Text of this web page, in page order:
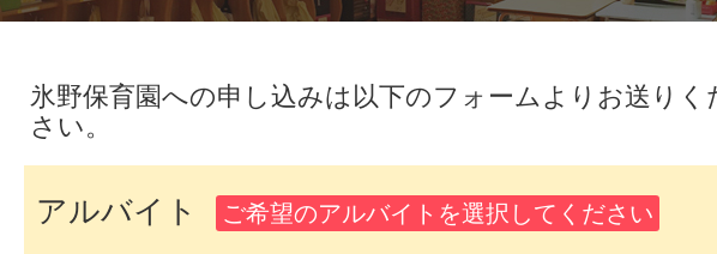
氷野保育園への申し込みは以下のフォームよりお送りく
さい。
アルバイト ご希望のアルバイトを選択してください